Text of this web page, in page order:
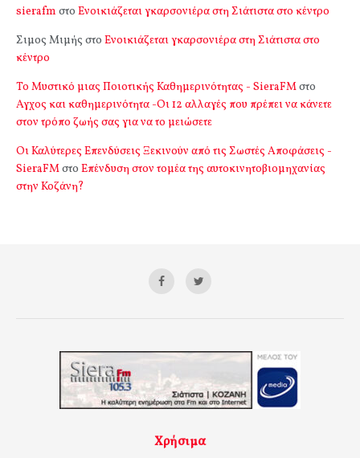
sierafm στο Ενοικιάζεται γκαρσονιέρα στη Σιάτιστα στο κέντρο
Σιμος Μιμής στο Ενοικιάζεται γκαρσονιέρα στη Σιάτιστα στο
κέντρο
Το Μυστικό μιας Ποιοτικής Καθημερινότητας - SieraFMστο
Αγχος και καθημερινότητα -Οι 12 αλλαγές που πρέπει να κάνετε
στον τρόπο ζωής σας για να το μειώσετε
Οι Καλύτερες Επενδύσεις Ξεκινούν από τις Σωστές Αποφάσεις -
SieraFMστο Επένδυση στον τομέα της αυτοκινητοβιομηχανίας
στην Κοζάνη?
Χρήσιμα